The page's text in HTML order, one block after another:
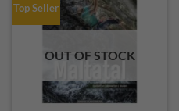
Top Seller
OUT OF STOCK